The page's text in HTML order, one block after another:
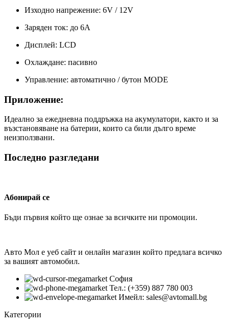
Изходно напрежение: 6V / 12V
Заряден ток: до 6A
Дисплей: LCD
Охлаждане: пасивно
Управление: автоматично / бутон MODE
Приложение:
Идеално за ежедневна поддръжка на акумулатори, както и за
възстановяване на батерии, които са били дълго време
неизползвани.
Последно разгледани
Абонирай се
Бъди първия който ще ознае за всичките ни промоции.
Авто Мол е уеб сайт и онлайн магазин който предлага всичко
за вашият автомобил.
София
Тел.: (+359) 887 780 003
Имейл: sales@avtomall.bg
Категории